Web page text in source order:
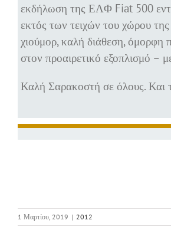
εκδήλωση της ΕΛΦ Fiat 500
εκτός των τειχών του χώρου
χιούμορ, καλή διάθεση, όμορφη
στον προαιρετικό εξοπλισμό –
Καλή Σαρακοστή σε όλους. Και
1 Μαρτίου, 2019 | 2012